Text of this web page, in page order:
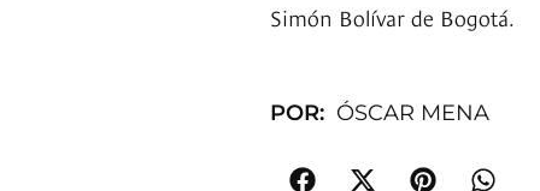
Simón Bolívar de Bogotá.
POR: ÓSCAR MENA